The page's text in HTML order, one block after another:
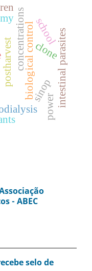
concentrations
postharvest biological controlclone
sinop
schoolintestinal parasites
power
- ABEC
selo de